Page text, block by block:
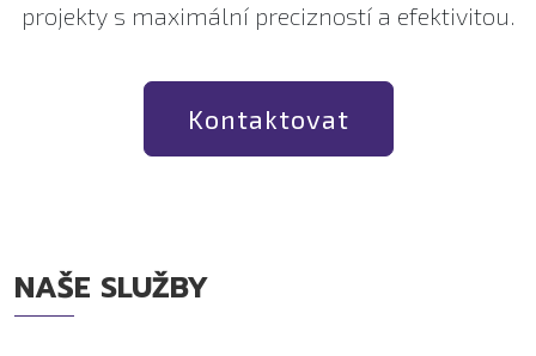
projekty s maximální precizností a efektivitou.
Kontaktovat
NAŠE SLUŽBY